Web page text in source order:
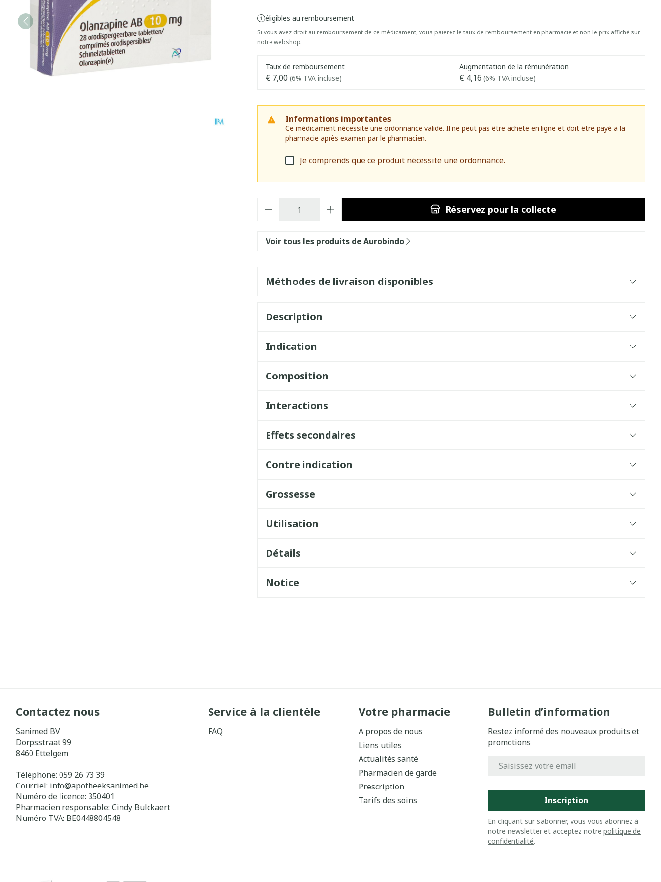
éligibles au remboursement
Si vous avez droit au remboursement de ce médicament, vous paierez le taux de remboursement en pharmacie et non le prix affiché sur
notre webshop.
Taux de remboursement
€ 7,00 (6% TVA incluse)
Augmentation de la rémunération
€ 4,16 (6% TVA incluse)
Informations importantes
Ce médicament nécessite une ordonnance valide. Il ne peut pas être acheté en ligne et doit être payé à la
pharmacie après examen par le pharmacien.
Je comprends que ce produit nécessite une ordonnance.
Réservez pour la collecte
Voir tous les produits de Aurobindo
Méthodes de livraison disponibles
Description
Indication
Composition
Interactions
Effets secondaires
Contre indication
Grossesse
Utilisation
Détails
Notice
Contactez nous
Sanimed BV
Dorpsstraat 99
8460 Ettelgem
Téléphone: 059 26 73 39
Courriel: info@apotheeksanimed.be
Numéro de licence: 350401
Pharmacien responsable: Cindy Bulckaert
Numéro TVA: BE0448804548
Service à la clientèle
FAQ
Votre pharmacie
A propos de nous
Liens utiles
Actualités santé
Pharmacien de garde
Prescription
Tarifs des soins
Bulletin d’information
Restez informé des nouveaux produits et
promotions
Inscription
En cliquant sur s'abonner, vous vous abonnez à
notre newsletter et acceptez notre politique de
confidentialité.